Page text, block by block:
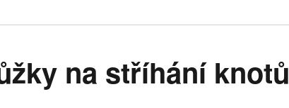
na stříhání knotů